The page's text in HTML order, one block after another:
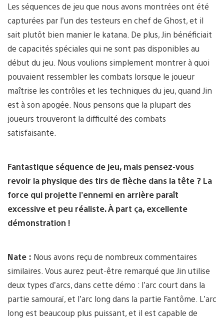
Les séquences de jeu que nous avons montrées ont été
capturées par l’un des testeurs en chef de Ghost, et il
sait plutôt bien manier le katana. De plus, Jin bénéficiait
de capacités spéciales qui ne sont pas disponibles au
début du jeu. Nous voulions simplement montrer à quoi
pouvaient ressembler les combats lorsque le joueur
maîtrise les contrôles et les techniques du jeu, quand Jin
est à son apogée. Nous pensons que la plupart des
joueurs trouveront la difficulté des combats
satisfaisante.
Fantastique séquence de jeu, mais pensez-vous
revoir la physique des tirs de flèche dans la tête ? La
force qui projette l’ennemi en arrière paraît
excessive et peu réaliste. À part ça, excellente
démonstration !
Nate : Nous avons reçu de nombreux commentaires
similaires. Vous aurez peut-être remarqué que Jin utilise
deux types d’arcs, dans cette démo : l’arc court dans la
partie samouraï, et l’arc long dans la partie Fantôme. L’arc
long est beaucoup plus puissant, et il est capable de